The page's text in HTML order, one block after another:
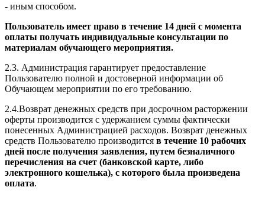
- иным способом.
Пользователь имеет право в течение 14 дней с момента
оплаты получать индивидуальные консультации по
материалам обучающего мероприятия.
2.3. Администрация гарантирует предоставление
Пользователю полной и достоверной информации об
Обучающем мероприятии по его требованию.
2.4.Возврат денежных средств при досрочном расторжении
оферты производится с удержанием суммы фактически
понесенных Администрацией расходов. Возврат денежных
средств Пользователю производится в течение 10 рабочих
дней после получения заявления, путем безналичного
перечисления на счет (банковской карте, либо
электронного кошелька), с которого была произведена
оплата.